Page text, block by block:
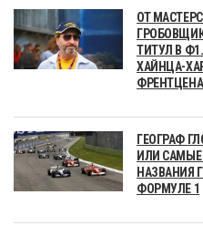
ОТ
ТИТУЛ В
ХАЙНЦА-
ФРЕНТЦЕНА
ГЕОГРАФ
ИЛИ
НАЗВАНИЯ
ФОРМУЛЕ 1